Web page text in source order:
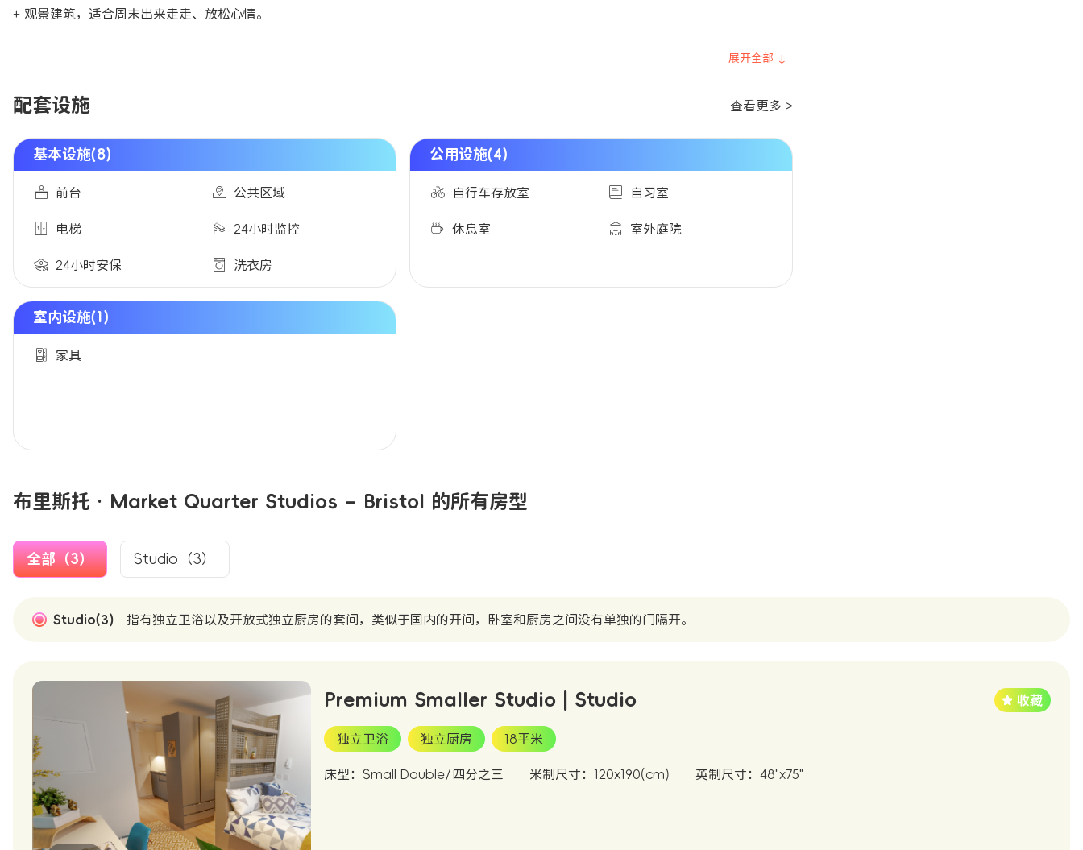
+ 观景建筑，适合周末出来走走、放松心情。
展开全部 ↓
配套设施 查看更多 >
基本设施(8)
前台 公共区域
电梯 24小时监控
24小时安保 洗衣房
公用设施(4)
自行车存放室 自习室
休息室 室外庭院
室内设施(1)
家具
布里斯托 · Market Quarter Studios – Bristol 的所有房型
全部（3） Studio（3）
Studio(3) 指有独立卫浴以及开放式独立厨房的套间，类似于国内的开间，卧室和厨房之间没有单独的门隔开。
Premium Smaller Studio | Studio
独立卫浴 独立厨房 18平米
床型：Small Double/四分之三 米制尺寸：120x190(cm) 英制尺寸：48"x75"